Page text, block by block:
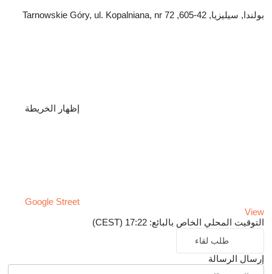
بولندا, سيليزيا, 42-605, Tarnowskie Góry, ul. Kopalniana, nr 72
إظهار الخريطة
Google Street
View
التوقيت المحلي الخاص بالبائع: 17:22 (CEST)
طلب لقاء
إرسال الرسالة